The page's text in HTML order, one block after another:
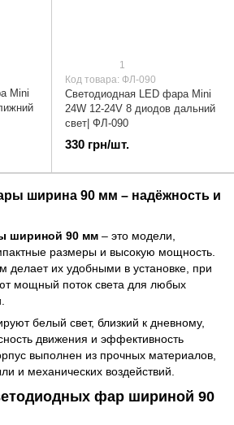
Mini
1
Код товара: ФЛ-090
Светодиодная LED фара Mini
24W 12-24V 8 диодов дальний
свет| ФЛ-090
330 грн/шт.
ширина 90 мм – надёжность и
шириной 90 мм – это модели,
размеры и высокую мощность.
делает их удобными в установке, при
мощный поток света для любых
белый свет, близкий к дневному,
движения и эффективность
выполнен из прочных материалов,
и механических воздействий.
фар шириной 90